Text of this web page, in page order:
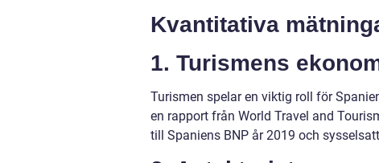
Kvantitativa
1. Turismens
Turismen spelar en viktig roll för
en rapport från World Travel and
till Spaniens BNP år 2019 och